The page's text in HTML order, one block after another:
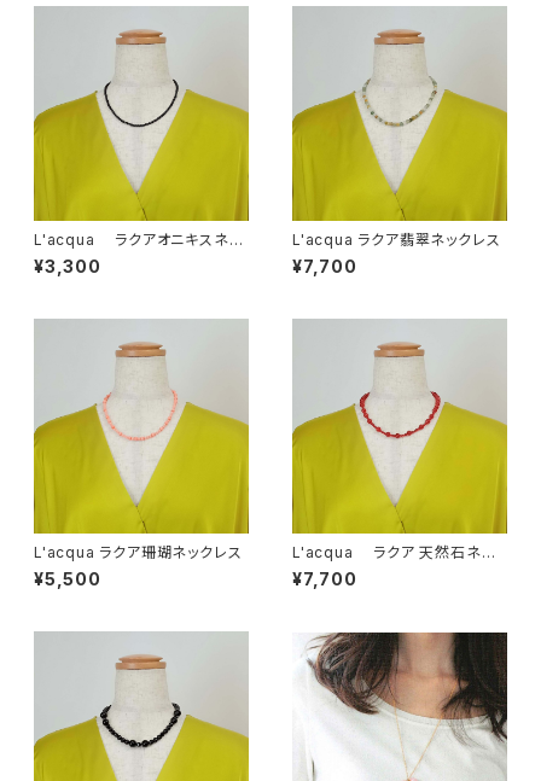
L'acqua ラクアオニキスネッ
クレスLA07ON-NE
¥3,300
L'acqua ラクア翡翠ネックレス
¥7,700
L'acqua ラクア珊瑚ネックレス
¥5,500
L'acqua ラクア 天然石ネッ
クレス（メノウ）
¥7,700